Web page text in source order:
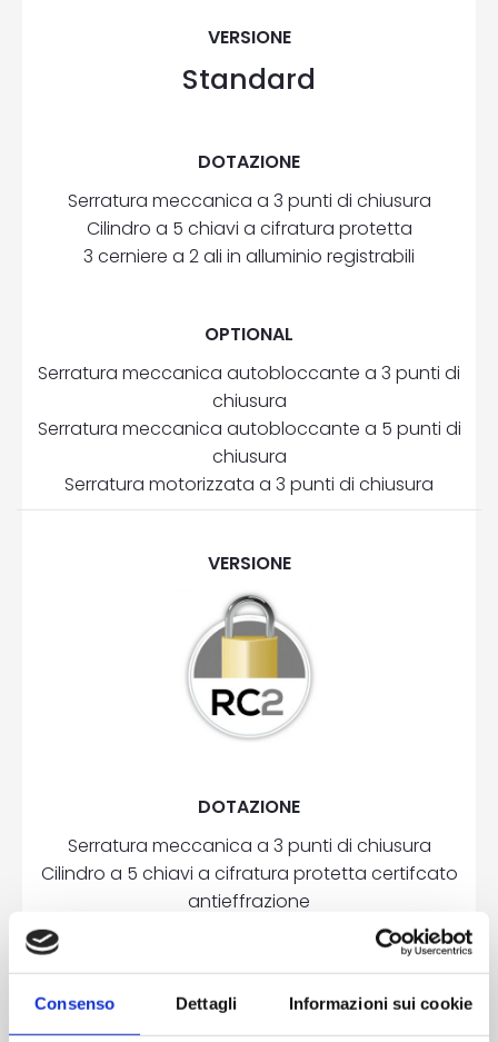
Consenso Dettagli Informazioni sui cookie
VERSIONE
Standard
DOTAZIONE
Serratura meccanica a 3 punti di chiusura
Cilindro a 5 chiavi a cifratura protetta
3 cerniere a 2 ali in alluminio registrabili
OPTIONAL
Serratura meccanica autobloccante a 3 punti di
chiusura
Serratura meccanica autobloccante a 5 punti di
chiusura
Serratura motorizzata a 3 punti di chiusura
VERSIONE
DOTAZIONE
Serratura meccanica a 3 punti di chiusura
Cilindro a 5 chiavi a cifratura protetta certifcato
antieffrazione
3 cerniere a 2 ali in alluminio registrabili